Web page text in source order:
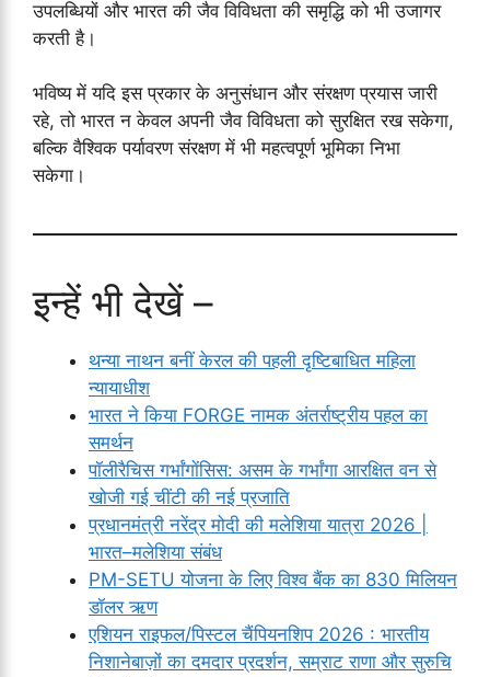
उपलब्धियों और भारत की जैव विविधता की समृद्धि को भी उजागर
करती है।
भविष्य में यदि इस प्रकार के अनुसंधान और संरक्षण प्रयास जारी
रहे, तो भारत न केवल अपनी जैव विविधता को सुरक्षित रख सकेगा,
बल्कि वैश्विक पर्यावरण संरक्षण में भी महत्वपूर्ण भूमिका निभा
सकेगा।
इन्हें भी देखें –
थन्या नाथन बनीं केरल की पहली दृष्टिबाधित महिला
न्यायाधीश
भारत ने किया FORGE नामक अंतर्राष्ट्रीय पहल का
समर्थन
पॉलीरैचिस गर्भांगाेंसिस: असम के गर्भांगा आरक्षित वन से
खोजी गई चींटी की नई प्रजाति
प्रधानमंत्री नरेंद्र मोदी की मलेशिया यात्रा 2026 |
भारत–मलेशिया संबंध
PM-SETU योजना के लिए विश्व बैंक का 830 मिलियन
डॉलर ऋण
एशियन राइफल/पिस्टल चैंपियनशिप 2026 : भारतीय
निशानेबाज़ों का दमदार प्रदर्शन, सम्राट राणा और सुरुचि